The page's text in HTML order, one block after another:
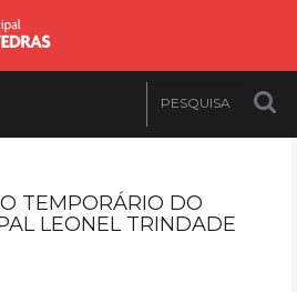
TEMPORÁRIO DO
LEONEL TRINDADE